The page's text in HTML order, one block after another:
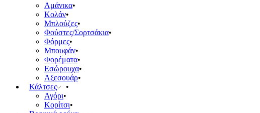
Αμάνικα
Κολάν
Μπλούζες
Φούστες/Σορτσάκια
Φόρμες
Μπουφάν
Φορέματα
Εσώρουχα
Αξεσουάρ
Κάλτσες
Αγόρι
Κορίτσι